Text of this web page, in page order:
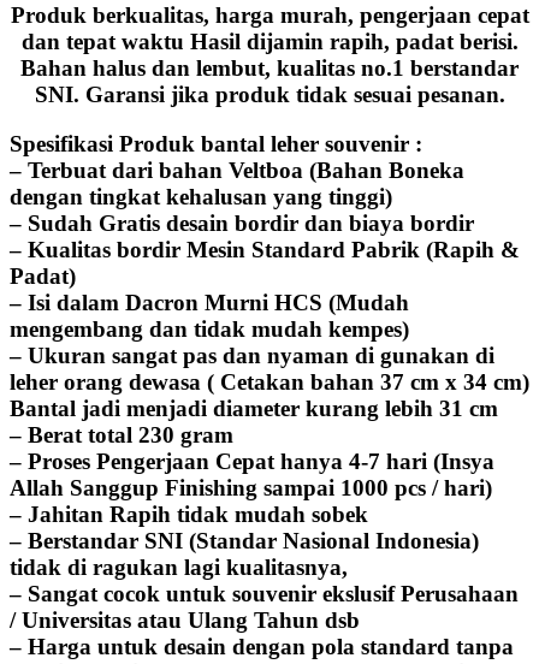
Produk berkualitas, harga murah, pengerjaan cepat
dan tepat waktu Hasil dijamin rapih, padat berisi.
Bahan halus dan lembut, kualitas no.1 berstandar
SNI. Garansi jika produk tidak sesuai pesanan.
Spesifikasi Produk bantal leher souvenir :
– Terbuat dari bahan Veltboa (Bahan Boneka
dengan tingkat kehalusan yang tinggi)
– Sudah Gratis desain bordir dan biaya bordir
– Kualitas bordir Mesin Standard Pabrik (Rapih &
Padat)
– Isi dalam Dacron Murni HCS (Mudah
mengembang dan tidak mudah kempes)
– Ukuran sangat pas dan nyaman di gunakan di
leher orang dewasa ( Cetakan bahan 37 cm x 34 cm)
Bantal jadi menjadi diameter kurang lebih 31 cm
– Berat total 230 gram
– Proses Pengerjaan Cepat hanya 4-7 hari (Insya
Allah Sanggup Finishing sampai 1000 pcs / hari)
– Jahitan Rapih tidak mudah sobek
– Berstandar SNI (Standar Nasional Indonesia)
tidak di ragukan lagi kualitasnya,
– Sangat cocok untuk souvenir ekslusif Perusahaan
/ Universitas atau Ulang Tahun dsb
– Harga untuk desain dengan pola standard tanpa